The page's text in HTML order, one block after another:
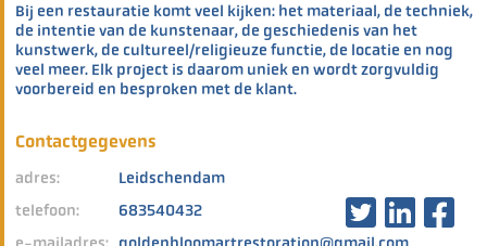
Bij een restauratie komt veel kijken: het materiaal, de techniek,
de intentie van de kunstenaar, de geschiedenis van het
kunstwerk, de cultureel/religieuze functie, de locatie en nog
veel meer. Elk project is daarom uniek en wordt zorgvuldig
voorbereid en besproken met de klant.
Contactgegevens
adres:
Leidschendam
telefoon:
683540432